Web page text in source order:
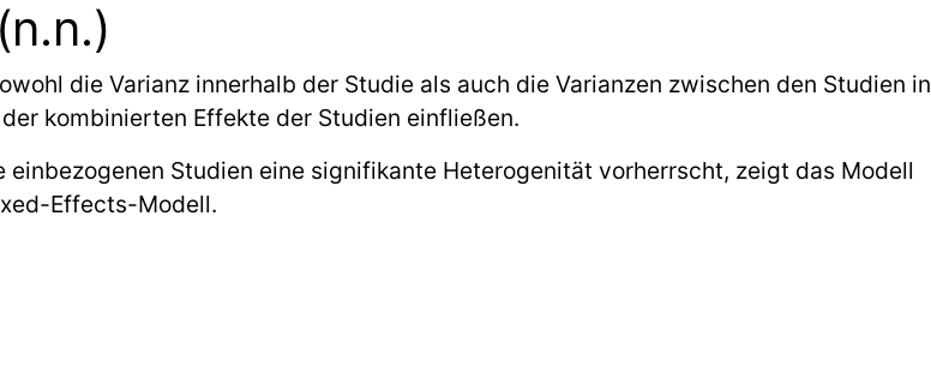
die Varianz innerhalb der Studie als auch die Varianzen zwischen den Studien in
kombinierten Effekte der Studien einfließen.
Studien eine signifikante Heterogenität vorherrscht, zeigt das Modell
Effects-Modell.